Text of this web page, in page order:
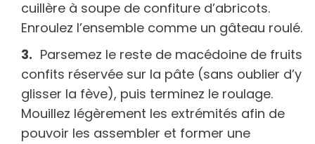
cuillère à soupe de confiture d’abricots.
Enroulez l’ensemble comme un gâteau roulé.
Parsemez le reste de macédoine de fruits
confits réservée sur la pâte (sans oublier d’y
glisser la fève), puis terminez le roulage.
Mouillez légèrement les extrémités afin de
pouvoir les assembler et former une